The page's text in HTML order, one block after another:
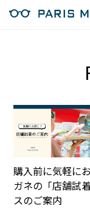
購入前に気軽に
ガネの「店舗試
スのご案内